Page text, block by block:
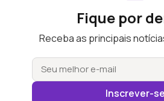
Fique por
Receba as principais
Inscrever-se